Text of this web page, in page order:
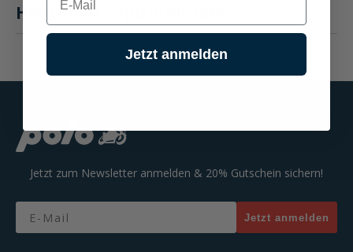
Hersteller "Spirit Motors"
Jetzt zum Newsletter anmelden & 20% Gutschein sichern!
Email
Jetzt anmelden
Jetzt anmelden